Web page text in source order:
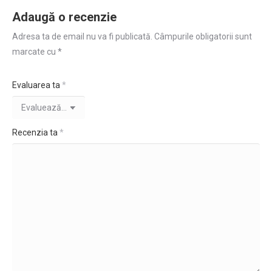
Adaugă o recenzie
Adresa ta de email nu va fi publicată. Câmpurile obligatorii sunt
marcate cu *
Evaluarea ta*
Recenzia ta*